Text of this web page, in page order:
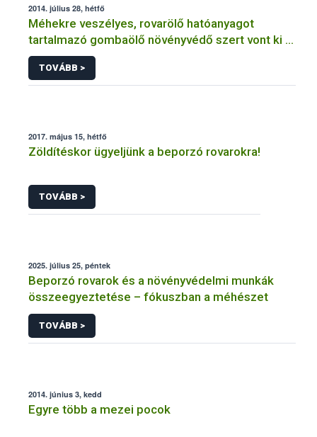
2014. július 28, hétfő
Méhekre veszélyes, rovarölő hatóanyagot
tartalmazó gombaölő növényvédő szert vont ki a
forgalomból a NÉBIH
TOVÁBB >
2017. május 15, hétfő
Zöldítéskor ügyeljünk a beporzó rovarokra!
TOVÁBB >
2025. július 25, péntek
Beporzó rovarok és a növényvédelmi munkák
összeegyeztetése – fókuszban a méhészet
TOVÁBB >
2014. június 3, kedd
Egyre több a mezei pocok